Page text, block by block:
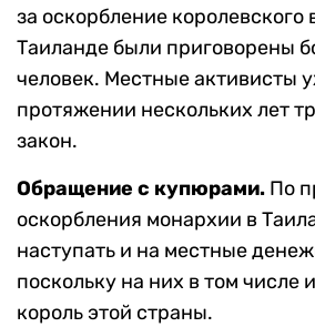
за оскорбление королевского
Таиланде были приговорены
человек. Местные активисты
протяжении нескольких лет
закон.
Обращение с купюрами. По
оскорбления монархии в
наступать и на местные
поскольку на них в том числе
король этой страны.